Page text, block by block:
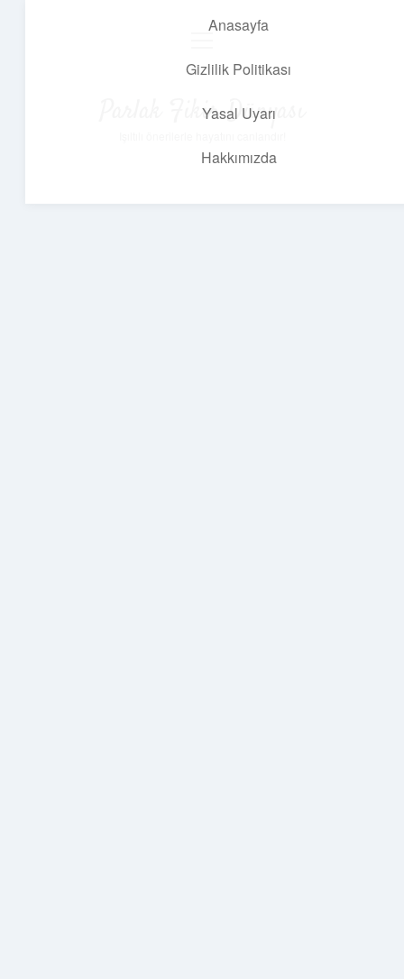
Anasayfa
Gizlilik Politikası
Yasal Uyarı
Hakkımızda
Parlak Fikir Dünyası